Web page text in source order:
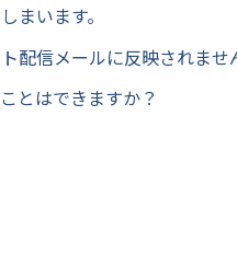
まいます。
配信メールに反映されませ
とはできますか？